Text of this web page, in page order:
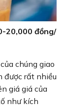
20,000 đồng/
chúng giao
được rất nhiều
giá giá của
như kích